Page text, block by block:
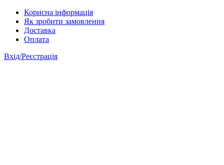
Skip to main content
Корисна інформація
Як зробити замовлення
Доставка
Оплата
Вхід/Реєстрація